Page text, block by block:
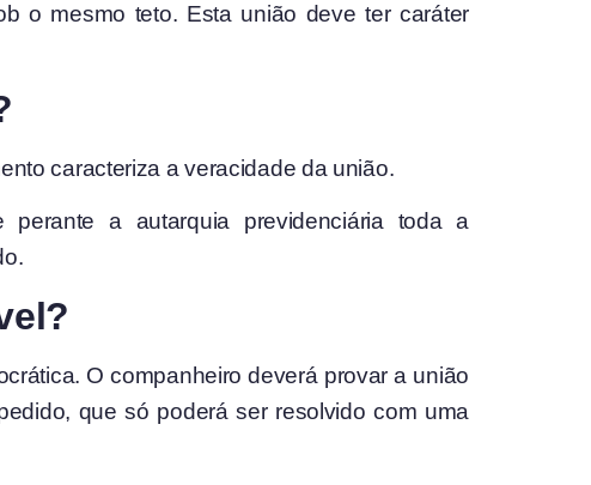
o mesmo teto. Esta união deve ter caráter
caracteriza a veracidade da união.
a autarquia previdenciária toda a
O companheiro deverá provar a união
que só poderá ser resolvido com uma